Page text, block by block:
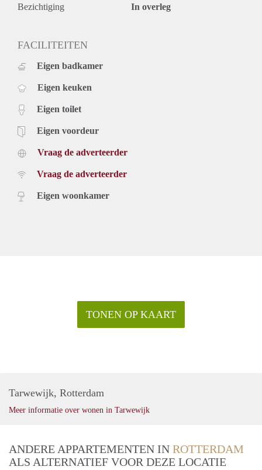
Bezichtiging In overleg
FACILITEITEN
Eigen badkamer
Eigen keuken
Eigen toilet
Eigen voordeur
Vraag de adverteerder
Vraag de adverteerder
Eigen woonkamer
TONEN OP KAART
Tarwewijk, Rotterdam
Meer informatie over wonen in Tarwewijk
ANDERE APPARTEMENTEN IN ROTTERDAM
ALS ALTERNATIEF VOOR DEZE LOCATIE